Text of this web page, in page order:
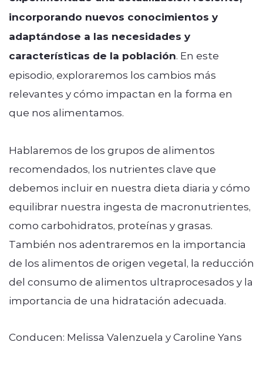
incorporando nuevos conocimientos y
adaptándose a las necesidades y
características de la población. En este
episodio, exploraremos los cambios más
relevantes y cómo impactan en la forma en
que nos alimentamos.
Hablaremos de los grupos de alimentos
recomendados, los nutrientes clave que
debemos incluir en nuestra dieta diaria y cómo
equilibrar nuestra ingesta de macronutrientes,
como carbohidratos, proteínas y grasas.
También nos adentraremos en la importancia
de los alimentos de origen vegetal, la reducción
del consumo de alimentos ultraprocesados y la
importancia de una hidratación adecuada.
Conducen: Melissa Valenzuela y Caroline Yans